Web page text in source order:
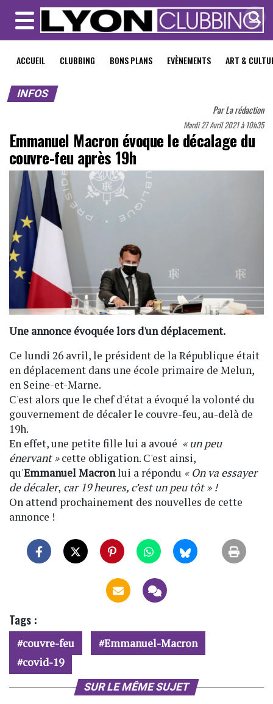
MENU
ACCUEIL CLUBBING BONS PLANS EVÈNEMENTS ART &
INFOS
ParLa rédaction
Mardi 27 Avril 2021 à 10h35
Emmanuel Macron évoque le décalage du
couvre-feu après 19h
Une annonce évoquée lors d'un déplacement.
Ce lundi 26 avril, le président de la République était
en déplacement dans une école primaire de Melun,
en Seine-et-Marne.
C'est alors que le chef d'état a évoqué la volonté du
gouvernement de décaler le couvre-feu, au-delà de
19h.
En effet, une petite fille lui a avoué « un peu
énervant »cette obligation. C'est ainsi,
qu'Emmanuel Macronlui a répondu « On va essayer
de décaler, car 19 heures, c’est un peu tôt » !
On attend prochainement des nouvelles de cette
annonce !
Tags :
couvre-feu
Emmanuel-Macron
covid-19
SUR LE MÊME SUJET